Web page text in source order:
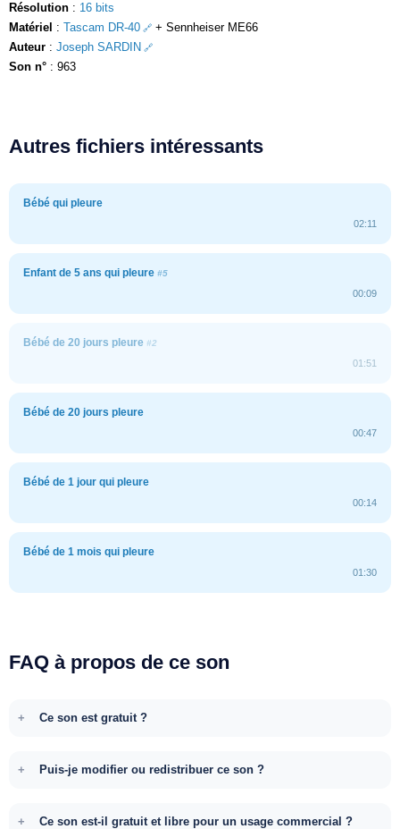
Résolution : 16 bits
Matériel : Tascam DR-40
+ Sennheiser ME66
Auteur : Joseph SARDIN
Son n° : 963
Autres fichiers intéressants
Bébé qui pleure
02:11
Enfant de 5 ans qui pleure #5
00:09
Bébé de 20 jours pleure #2
01:51
Bébé de 20 jours pleure
00:47
Bébé de 1 jour qui pleure
00:14
Bébé de 1 mois qui pleure
01:30
FAQ à propos de ce son
Ce son est gratuit ?
Puis-je modifier ou redistribuer ce son ?
Ce son est-il gratuit et libre pour un usage commercial ?